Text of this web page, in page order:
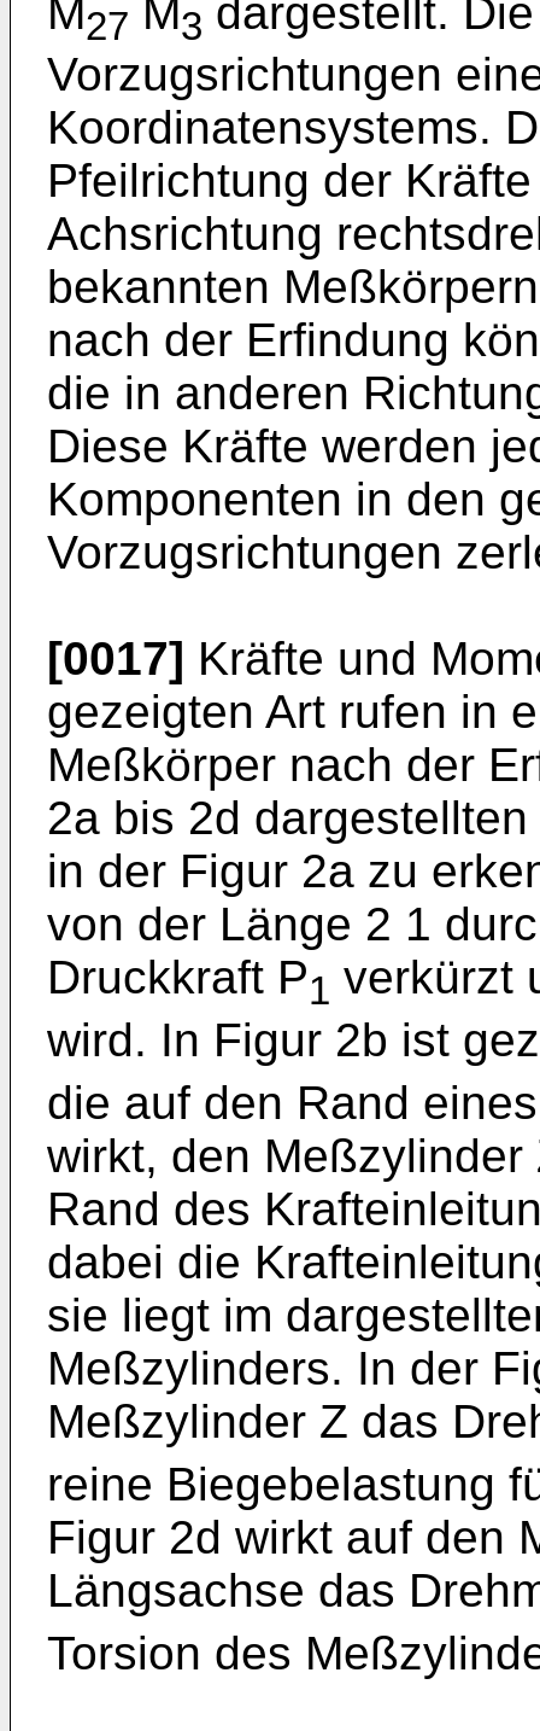
M27 M3 dargestellt.
Vorzugsrichtungen
Koordinatensystems.
Pfeilrichtung der
Achsrichtung
bekannten
nach der Erfindung
die in anderen
Diese Kräfte werden
Komponenten in den
Vorzugsrichtungen
[0017] Kräfte und
gezeigten Art rufen in
Meßkörper nach der
2a bis 2d
in der Figur 2a zu
von der Länge 2 1
Druckkraft P1 verkürzt
wird. In Figur 2b ist
die auf den Rand
wirkt, den
Rand des
dabei die
sie liegt im
Meßzylinders. In der
Meßzylinder Z das
reine Biegebelastung
Figur 2d wirkt auf den
Längsachse das
Torsion des